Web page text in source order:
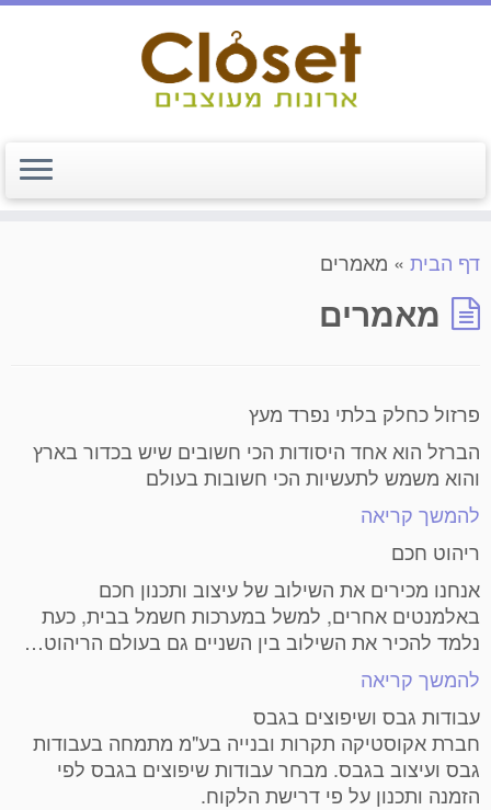
דף הבית » מאמרים
מאמרים
פרזול כחלק בלתי נפרד מעץ
הברזל הוא אחד היסודות הכי חשובים שיש בכדור בארץ
והוא משמש לתעשיות הכי חשובות בעולם
להמשך קריאה
ריהוט חכם
אנחנו מכירים את השילוב של עיצוב ותכנון חכם
באלמנטים אחרים, למשל במערכות חשמל בבית, כעת
נלמד להכיר את השילוב בין השניים גם בעולם הריהוט…
להמשך קריאה
עבודות גבס ושיפוצים בגבס
חברת אקוסטיקה תקרות ובנייה בע"מ מתמחה בעבודות
גבס ועיצוב בגבס. מבחר עבודות שיפוצים בגבס לפי
הזמנה ותכנון על פי דרישת הלקוח.